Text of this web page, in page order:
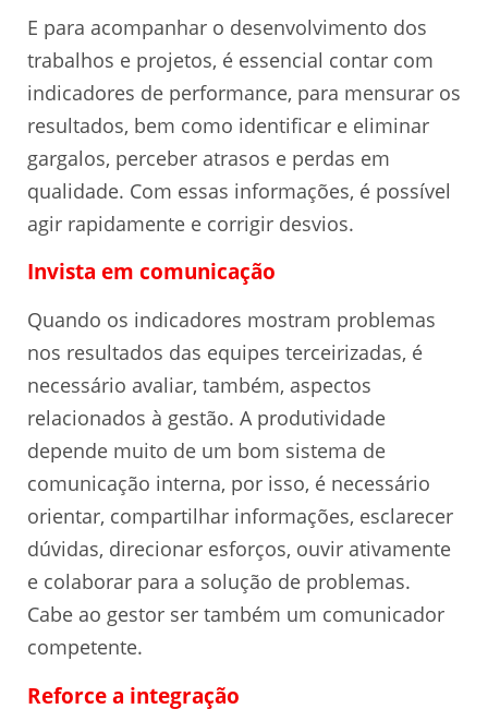
E para acompanhar o desenvolvimento dos
trabalhos e projetos, é essencial contar com
indicadores de performance, para mensurar os
resultados, bem como identificar e eliminar
gargalos, perceber atrasos e perdas em
qualidade. Com essas informações, é possível
agir rapidamente e corrigir desvios.
Invista em comunicação
Quando os indicadores mostram problemas
nos resultados das equipes terceirizadas, é
necessário avaliar, também, aspectos
relacionados à gestão. A produtividade
depende muito de um bom sistema de
comunicação interna, por isso, é necessário
orientar, compartilhar informações, esclarecer
dúvidas, direcionar esforços, ouvir ativamente
e colaborar para a solução de problemas.
Cabe ao gestor ser também um comunicador
competente.
Reforce a integração